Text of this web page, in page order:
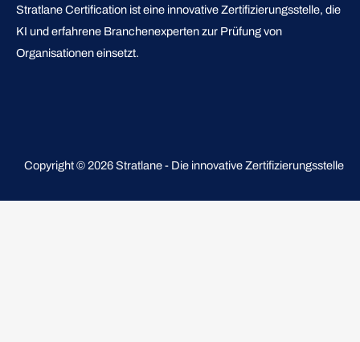
Stratlane Certification ist eine innovative Zertifizierungsstelle, die
KI und erfahrene Branchenexperten zur Prüfung von
Organisationen einsetzt.
Copyright © 2026 Stratlane - Die innovative Zertifizierungsstelle